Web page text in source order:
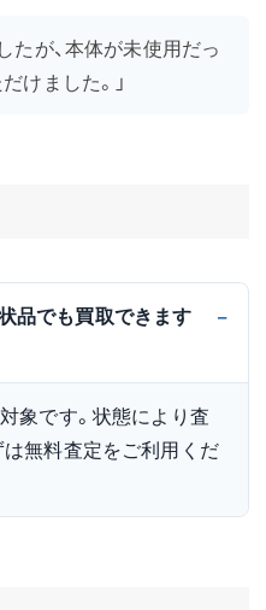
たが、本体が未使用だっ
けました。」
品でも買取できます
象です。状態により査
無料査定をご利用くだ